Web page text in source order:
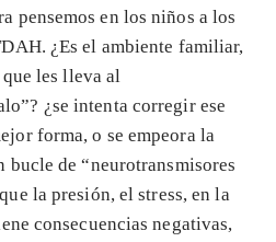
pensemos en los niños a los
¿Es el ambiente familiar,
les lleva al
¿se intenta corregir ese
forma, o se empeora la
bucle de “neurotransmisores
la presión, el stress, en la
consecuencias negativas,